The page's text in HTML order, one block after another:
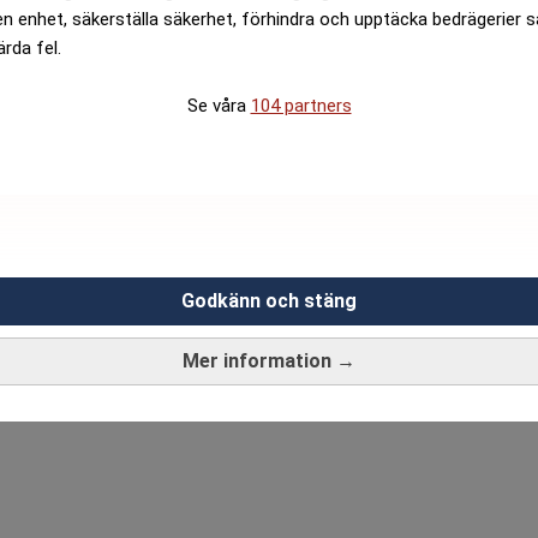
enhet, säkerställa säkerhet, förhindra och upptäcka bedrägerier
fel.
Se våra 104 partners
Mer information →
Godkänn och stäng